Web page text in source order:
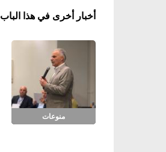
أخبار أخرى في هذا الباب
منوعات